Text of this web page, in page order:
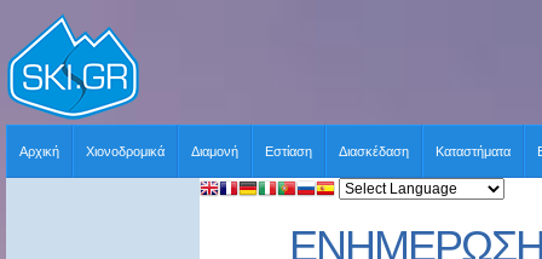
Αρχική Χιονοδρομικά Διαμονή Εστίαση Διασκέδαση Καταστήματα
ΕΝΗΜΕΡΩΣΗ